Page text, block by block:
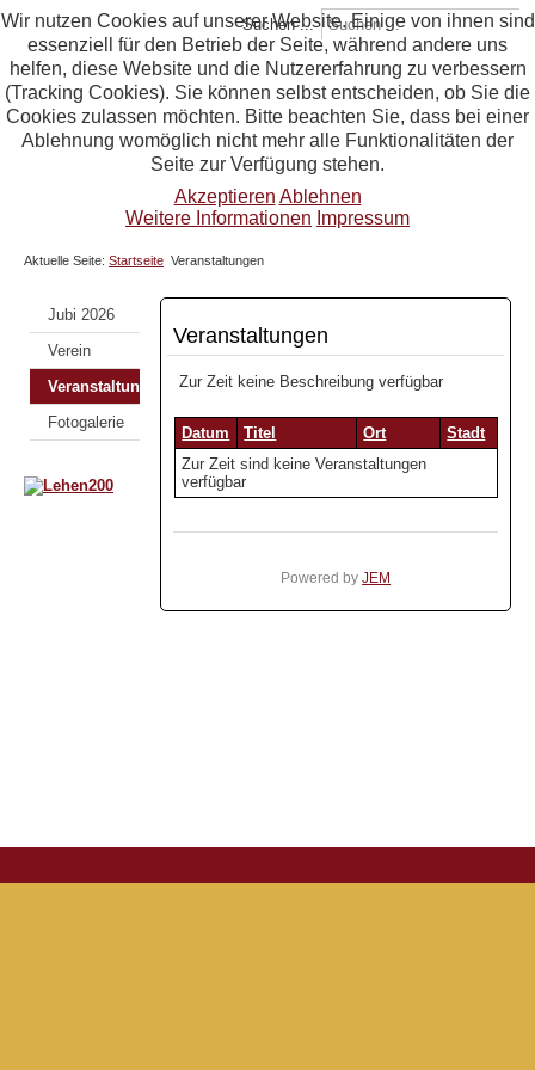
Suchen ...
Aktuelle Seite: Startseite Veranstaltungen
Jubi 2026
Verein
Veranstaltungen
Fotogalerie
Veranstaltungen
Zur Zeit keine Beschreibung verfügbar
Datum Titel Ort
Stadt
Zur Zeit sind keine Veranstaltungen
verfügbar
Powered byJEM
Wir nutzen Cookies auf unserer Website. Einige von ihnen sind
essenziell für den Betrieb der Seite, während andere uns
helfen, diese Website und die Nutzererfahrung zu verbessern
(Tracking Cookies). Sie können selbst entscheiden, ob Sie die
Cookies zulassen möchten. Bitte beachten Sie, dass bei einer
Ablehnung womöglich nicht mehr alle Funktionalitäten der
Seite zur Verfügung stehen.
Akzeptieren Ablehnen
Weitere Informationen Impressum